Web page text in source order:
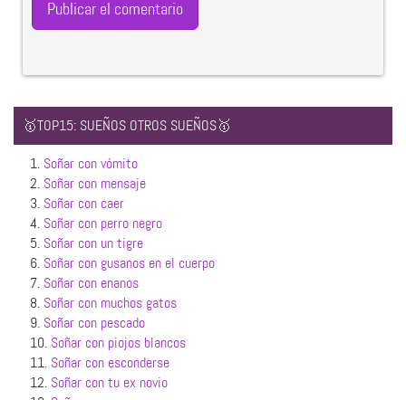
🥇TOP15: SUEÑOS OTROS SUEÑOS🥇
1. Soñar con vómito
2. Soñar con mensaje
3. Soñar con caer
4. Soñar con perro negro
5. Soñar con un tigre
6. Soñar con gusanos en el cuerpo
7. Soñar con enanos
8. Soñar con muchos gatos
9. Soñar con pescado
10. Soñar con piojos blancos
11. Soñar con esconderse
12. Soñar con tu ex novio